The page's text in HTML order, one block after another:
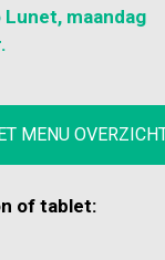
maandag
MENU
of tablet: